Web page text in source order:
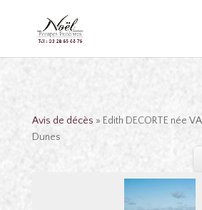
Avis de décès » Edith DECORTE née
Dunes